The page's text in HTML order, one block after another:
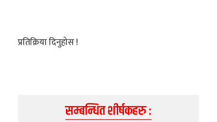
प्रतिक्रिया दिनुहोस !
सम्बन्धित शीर्षकहरु :